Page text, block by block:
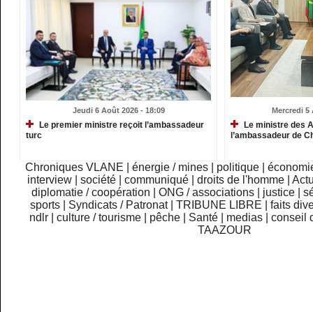
Jeudi 6 Août 2026 - 18:09
Le premier ministre reçoit l’ambassadeur
turc
Mercredi 5
Le ministre des
l’ambassadeur de
Chroniques VLANE énergie / mines politique
interview
|société |communiqué |droits de l'homme |
diplomatie / coopération
ONG / associations justice
sports
Syndicats / Patronat TRIBUNE LIBRE
faits
ndlr
|culture / tourisme pêche Santé medias |conseil
TAAZOUR